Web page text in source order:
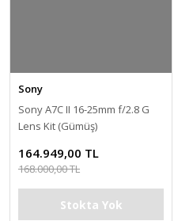
Sony
Sony A7C II 16-25mm f/2.8 G
Lens Kit (Gümüş)
164.949,00 TL
168.000,00 TL
Stokta Yok